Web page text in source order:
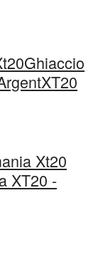
Xt20
XT20 -